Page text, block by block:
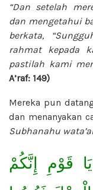
“Dan setelah
dan mengetahui
berkata,
rahmat kepada
pastilah kami
A’raf: 149)
Mereka pun
dan menanyakan
Subhanahu
قَوْمِ إِنَّكُمْ